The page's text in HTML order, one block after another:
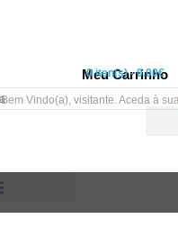
Meu Carrinho
0 iten(s) - 0.00€
Bem Vindo(a), visitante. Aceda à